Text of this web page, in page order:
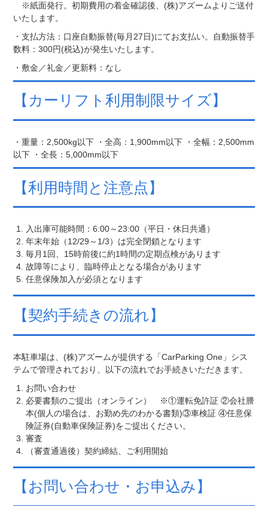
※紙面発行。初期費用の着金確認後、(株)アズームよりご送付
いたします。
・支払方法：口座自動振替(毎月27日)にてお支払い。自動振替手
数料：300円(税込)が発生いたします。
・敷金／礼金／更新料：なし
【カーリフト利用制限サイズ】
・重量：2,500kg以下 ・全高：1,900mm以下 ・全幅：2,500mm
以下 ・全長：5,000mm以下
【利用時間と注意点】
入出庫可能時間：6:00～23:00（平日・休日共通）
年末年始（12/29～1/3）は完全閉鎖となります
毎月1回、15時前後に約1時間の定期点検があります
故障等により、臨時停止となる場合があります
任意保険加入が必須となります
【契約手続きの流れ】
本駐車場は、(株)アズームが提供する「CarParking One」シス
テムで管理されており、以下の流れでお手続きいただきます。
お問い合わせ
必要書類のご提出（オンライン） ※①運転免許証 ②会社謄
本(個人の場合は、お勤め先のわかる書類)③車検証 ④任意保
険証券(自動車保険証券)をご提出ください。
審査
（審査通過後）契約締結、ご利用開始
【お問い合わせ・お申込み】